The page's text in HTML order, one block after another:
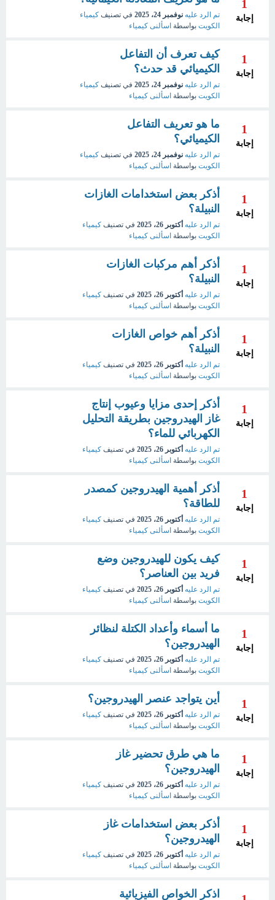
1
إجابة تم الرد عليه نوفمبر 24، 2025 في تصنيف كيمياء
الكويت بواسطة اسألنى كيمياء
1
إجابة
كيف تعرف أن التفاعل
الكيميائي قد حدث؟
تم الرد عليه نوفمبر 24، 2025 في تصنيف كيمياء
الكويت بواسطة اسألنى كيمياء
1
إجابة
ما هو تعريف التفاعل
الكيميائي؟
تم الرد عليه نوفمبر 24، 2025 في تصنيف كيمياء
الكويت بواسطة اسألنى كيمياء
1
إجابة
أذكر بعض استخدامات الغازات
النبيلة؟
تم الرد عليه أكتوبر 26، 2025 في تصنيف كيمياء
الكويت بواسطة اسألنى كيمياء
1
إجابة
أذكر أهم مركبات الغازات
النبيلة؟
تم الرد عليه أكتوبر 26، 2025 في تصنيف كيمياء
الكويت بواسطة اسألنى كيمياء
1
إجابة
أذكر أهم خواص الغازات
النبيلة؟
تم الرد عليه أكتوبر 26، 2025 في تصنيف كيمياء
الكويت بواسطة اسألنى كيمياء
1
إجابة
أذكر إحدى مزايا وعيوب إنتاج
غاز الهيدروجين بطريقة التحليل
الكهربائي للماء؟
تم الرد عليه أكتوبر 26، 2025 في تصنيف كيمياء
الكويت بواسطة اسألنى كيمياء
1
إجابة
أذكر أهمية الهيدروجين كمصدر
للطاقة؟
تم الرد عليه أكتوبر 26، 2025 في تصنيف كيمياء
الكويت بواسطة اسألنى كيمياء
1
إجابة
كيف يكون للهيدروجين وضع
فريد بين العناصر؟
تم الرد عليه أكتوبر 26، 2025 في تصنيف كيمياء
الكويت بواسطة اسألنى كيمياء
1
إجابة
ما أسماء وأعداد الكتلة لنظائر
الهيدروجين؟
تم الرد عليه أكتوبر 26، 2025 في تصنيف كيمياء
الكويت بواسطة اسألنى كيمياء
1
إجابة
أين يتواجد عنصر الهيدروجين؟
تم الرد عليه أكتوبر 26، 2025 في تصنيف كيمياء
الكويت بواسطة اسألنى كيمياء
1
إجابة
ما هي طرق تحضير غاز
الهيدروجين؟
تم الرد عليه أكتوبر 26، 2025 في تصنيف كيمياء
الكويت بواسطة اسألنى كيمياء
1
إجابة
أذكر بعض استخدامات غاز
الهيدروجين؟
تم الرد عليه أكتوبر 26، 2025 في تصنيف كيمياء
الكويت بواسطة اسألنى كيمياء
اذكر الخواص الفيزيائية